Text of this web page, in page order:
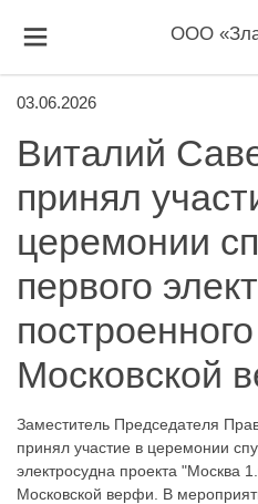
ООО
03.06.2026
Виталий
принял
церемонии
первого
Московской
Заместитель Председателя
принял участие в церемонии
электросудна проекта "Москва
Московской верфи. В